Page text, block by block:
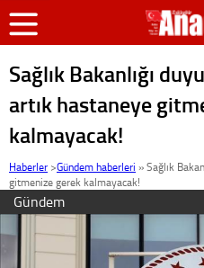
Sağlık Bakanlığı
artık hastaneye
kalmayacak!
Haberler >Gündem haberleri »Sağlık
gitmenize gerek kalmayacak!
Gündem